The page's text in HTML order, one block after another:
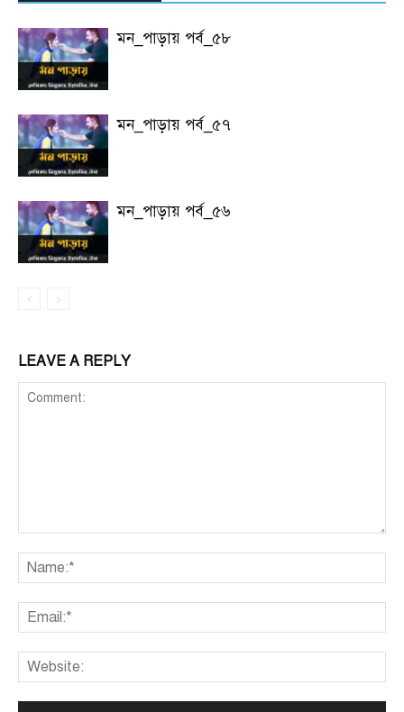
মন_পাড়ায় পর্ব_৫৮
মন_পাড়ায় পর্ব_৫৭
মন_পাড়ায় পর্ব_৫৬
LEAVE A REPLY